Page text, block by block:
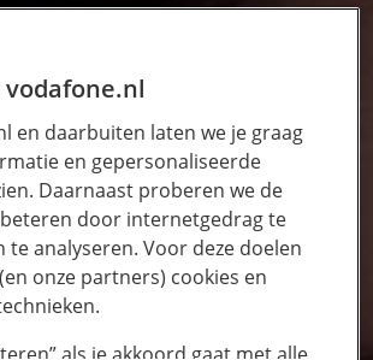
vodafone.nl
en daarbuiten laten we je graag
en gepersonaliseerde
Daarnaast proberen we de
door internetgedrag te
te analyseren. Voor deze doelen
onze partners) cookies en
als je akkoord gaat met alle